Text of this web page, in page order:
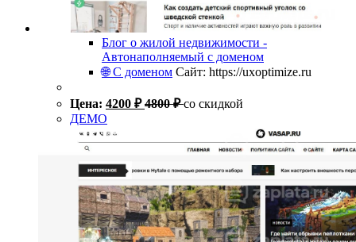
Блог о жилой недвижимости -
Автонаполняемый с доменом
🌐 С доменом Сайт: https://uxoptimize.ru
Цена: 4200 ₽ 4800₽ со скидкой
ДЕМО